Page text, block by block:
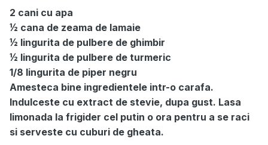
2 cani cu apa
½ cana de zeama de lamaie
½ lingurita de pulbere de ghimbir
½ lingurita de pulbere de turmeric
1/8 lingurita de piper negru
Amesteca bine ingredientele intr-o carafa.
Indulceste cu extract de stevie, dupa gust. Lasa
limonada la frigider cel putin o ora pentru a se raci
si serveste cu cuburi de gheata.